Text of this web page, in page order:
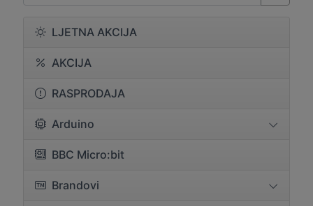
LJETNA AKCIJA
AKCIJA
RASPRODAJA
Arduino
BBC Micro:bit
Brandovi